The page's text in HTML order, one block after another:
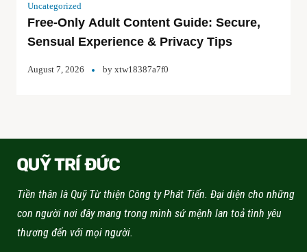
Uncategorized
Free-Only Adult Content Guide: Secure,
Sensual Experience & Privacy Tips
August 7, 2026 by xtw18387a7f0
Tiền thân là Quỹ Từ thiện Công ty Phát Tiến. Đại diện cho những
con người nơi đây mang trong mình sứ mệnh lan toả tình yêu
thương đến với mọi người.